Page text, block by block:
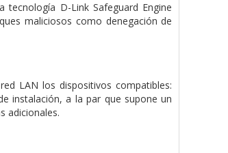
D-Link Safeguard Engine
maliciosos como denegación de
LAN los dispositivos compatibles:
instalación, a la par que supone un
adicionales.